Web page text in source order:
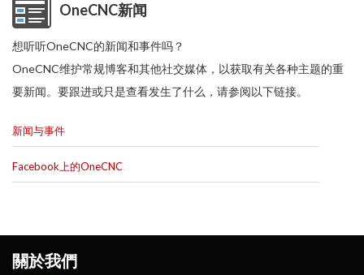
OneCNC新闻
想听听OneCNC的新闻和事件吗？
OneCNC维护常规博客和其他社交媒体，以获取有关各种主题的重
要新闻。要跟进或只是查看发生了什么，请参阅以下链接。
新闻与事件
Facebook上的OneCNC
關於我們